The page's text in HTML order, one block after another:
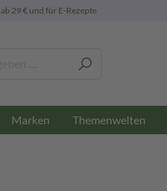
ab 29 € und für E-Rezepte
Marken Themenwelten